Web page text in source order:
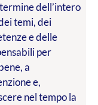
dell’intero
temi, dei
e delle
per
a
e,
nel tempo la